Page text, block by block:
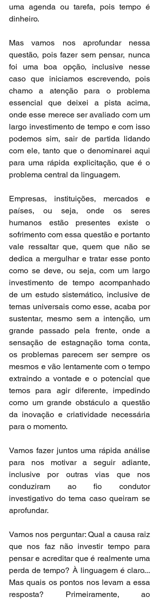
uma agenda ou tarefa, pois tempo é
dinheiro.
Mas vamos nos aprofundar nessa
questão, pois fazer sem pensar, nunca
foi uma boa opção, inclusive nesse
caso que iniciamos escrevendo, pois
chamo a atenção para o problema
essencial que deixei a pista acima,
onde esse merece ser avaliado com um
largo investimento de tempo e com isso
podemos sim, sair de partida lidando
com ele, tanto que o denominarei aqui
para uma rápida explicitação, que é o
problema central da linguagem.
Empresas, instituições, mercados e
países, ou seja, onde os seres
humanos estão presentes existe o
sofrimento com essa questão e portanto
vale ressaltar que, quem que não se
dedica a mergulhar e tratar esse ponto
como se deve, ou seja, com um largo
investimento de tempo acompanhado
de um estudo sistemático, inclusive de
temas universais como esse, acaba por
sustentar, mesmo sem a intenção, um
grande passado pela frente, onde a
sensação de estagnação toma conta,
os problemas parecem ser sempre os
mesmos e vão lentamente com o tempo
extraindo a vontade e o potencial que
temos para agir diferente, impedindo
como um grande obstáculo a questão
da inovação e criatividade necessária
para o momento.
Vamos fazer juntos uma rápida análise
para nos motivar a seguir adiante,
inclusive por outras vias que nos
conduziram ao fio condutor
investigativo do tema caso queiram se
aprofundar.
Vamos nos perguntar: Qual a causa raiz
que nos faz não investir tempo para
pensar e acreditar que é realmente uma
perda de tempo? À linguagem é claro...
Mas quais os pontos nos levam a essa
resposta? Primeiramente, ao